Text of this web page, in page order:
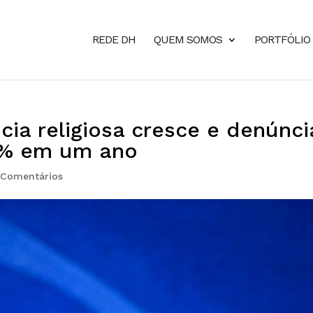
REDE DH QUEM SOMOS PORTFÓLIO
religiosa cresce e
em um ano